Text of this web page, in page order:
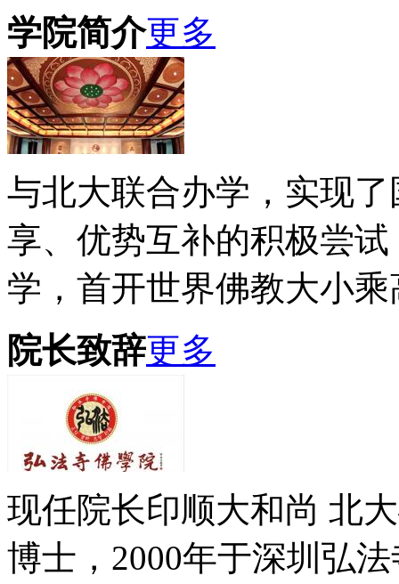
学院简介更多
与北大联合办学，实现
享、优势互补的积极尝
学，首开世界佛教大小
院长致辞更多
现任院长印顺大和尚 北
博士，2000年于深圳弘